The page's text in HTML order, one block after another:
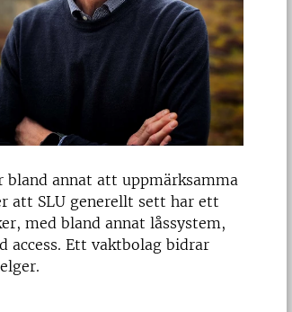
bland annat att uppmärksamma
att SLU generellt sett har ett
med bland annat låssystem,
access. Ett vaktbolag bidrar